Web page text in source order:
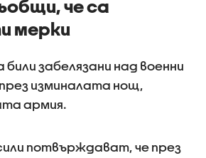
че са
мерки
били забелязани над военни
изминалата нощ,
армия.
потвърждават, че през